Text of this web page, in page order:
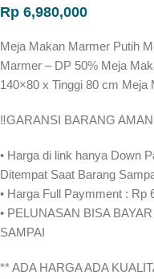
Rp 6,980,000
Meja Makan Marmer Putih
Marmer – DP 50% Meja
140×80 x Tinggi 80 cm Meja
‼️GARANSI BARANG
• Harga di link hanya Down
Ditempat Saat Barang
• Harga Full Paymment : Rp
• PELUNASAN BISA
SAMPAI
** ADA HARGA ADA